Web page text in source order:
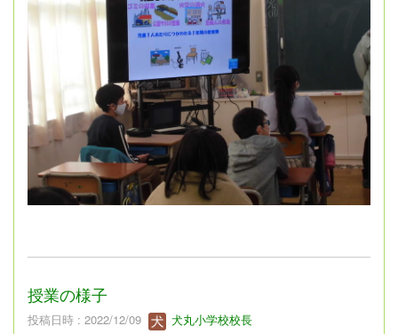
授業の様子
投稿日時 : 2022/12/09 犬丸小学校校長